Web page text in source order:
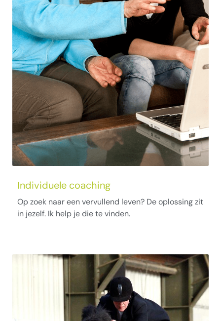
Individuele coaching
Op zoek naar een vervullend leven? De oplossing zit
in jezelf. Ik help je die te vinden.